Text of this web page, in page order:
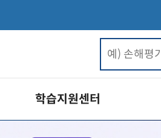
학습지원센터